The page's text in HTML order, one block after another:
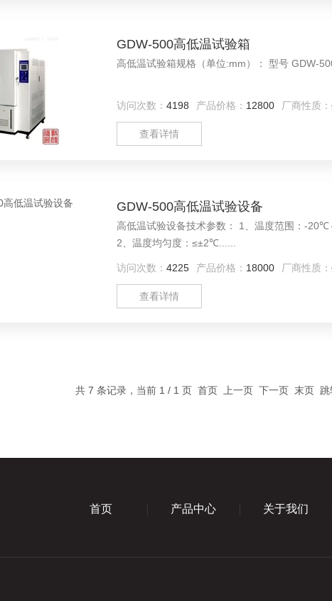
GDW-500高低温试验箱
访问次数： 4198 产品价格： 12800 厂商性质：
查看详情
GDW-500高低温试验设备
高低温试验设备技术参数： 1、温度范围：-20℃～150℃、-40℃～150℃、-60℃～150℃、-80℃～150℃
2、温度均匀度：≤±2℃......
访问次数： 4225 产品价格： 18000 厂商性质：
查看详情
共 7 条记录，当前 1 / 1 页 首页 上一页 下一页 末页 跳
首页 产品中心 关于我们